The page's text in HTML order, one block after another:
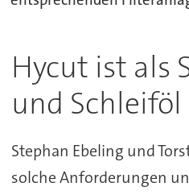
Hycut ist als
und
Stephan Ebeling und
solche Anforderungen